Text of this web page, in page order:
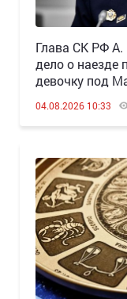
Глава СК РФ А.
дело о наезде
девочку под
04.08.2026 10:33